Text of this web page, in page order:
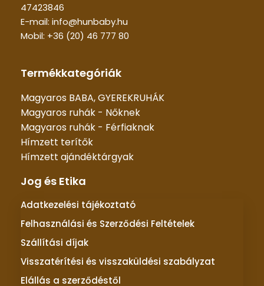
47423846
E-mail: info@hunbaby.hu
Mobil: +36 (20) 46 777 80
Termékkategóriák
Magyaros BABA, GYEREKRUHÁK
Magyaros ruhák - Nőknek
Magyaros ruhák - Férfiaknak
Hímzett terítők
Hímzett ajándéktárgyak
Jog és Etika
Adatkezelési tájékoztató
Felhasználási és Szerződési Feltételek
Szállítási díjak
Visszatérítési és visszaküldési szabályzat
Elállás a szerződéstől